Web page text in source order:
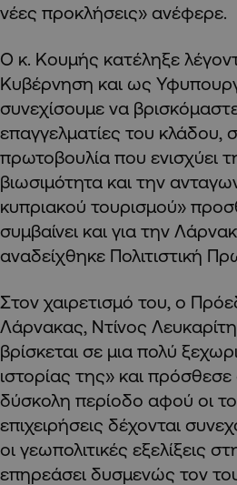
νέες προκλήσεις» ανέφερε.
Ο κ. Κουμής κατέληξε
Κυβέρνηση και ως
συνεχίσουμε να
επαγγελματίες του κλάδου,
πρωτοβουλία που ενισχύει
βιωσιμότητα και την
κυπριακού τουρισμού»
συμβαίνει και για την
αναδείχθηκε Πολιτιστική
Στον χαιρετισμό του, ο
Λάρνακας, Ντίνος
βρίσκεται σε μια πολύ
ιστορίας της» και πρόσθεσε
δύσκολη περίοδο αφού οι
επιχειρήσεις δέχονται
οι γεωπολιτικές εξελίξεις
επηρεάσει δυσμενώς τον